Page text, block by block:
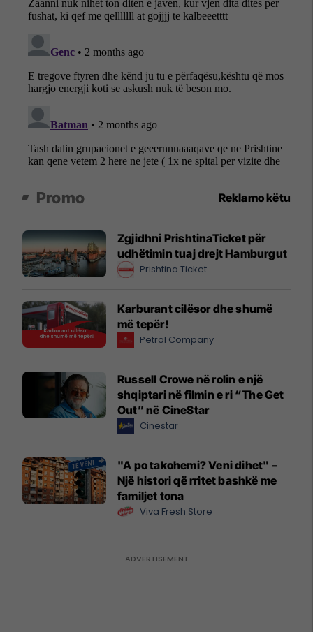
Promo Reklamo këtu
Zgjidhni PrishtinaTicket për
udhëtimin tuaj drejt Hamburgut
Prishtina Ticket
Karburant cilësor dhe shumë
më tepër!
Petrol Company
Russell Crowe në rolin e një
shqiptari në filmin e ri “The Get
Out” në CineStar
Cinestar
"A po takohemi? Veni dihet" –
Një histori që rritet bashkë me
familjet tona
Viva Fresh Store